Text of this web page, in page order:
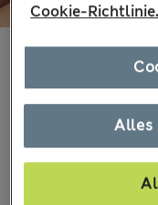
1 Bewertungen
€25,00
Elfenbein
Ausverkauft
Cookie-Richtlinie.
Alles